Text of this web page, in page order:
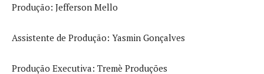
Produção: Jefferson Mello
Assistente de Produção: Yasmin Gonçalves
Produção Executiva: Tremè Produções